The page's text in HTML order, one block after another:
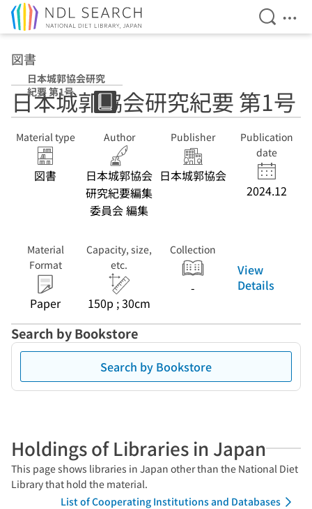
Open
図書
日本城郭協会研究
紀要 第1号
日本城郭協会研究紀要 第1号
Material type
図書
Author
日本城郭協会
研究紀要編集
委員会 編集
Publisher
日本城郭協会
Publication
date
2024.12
Material
Format
Paper
Capacity, size,
etc.
150p ; 30cm
Collection
-
View
Details
Search by Bookstore
Search by Bookstore
Holdings of Libraries in Japan
This page shows libraries in Japan other than the National Diet
Library that hold the material.
List of Cooperating Institutions and Databases